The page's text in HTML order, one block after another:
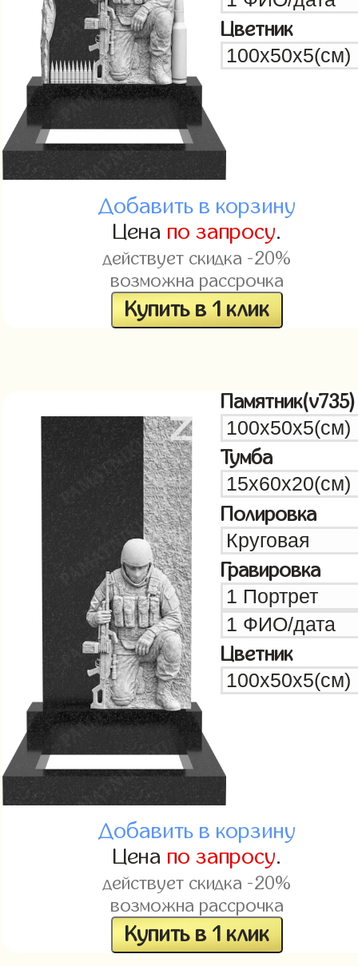
Цветник
Добавить в корзину
Цена по запросу.
действует скидка -20%
возможна рассрочка
Купить в 1 клик
Памятник(v735)
Тумба
Полировка
Гравировка
Цветник
Добавить в корзину
Цена по запросу.
действует скидка -20%
возможна рассрочка
Купить в 1 клик